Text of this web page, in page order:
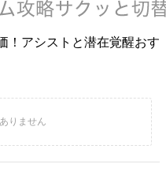
！アシストと潜在覚醒おす